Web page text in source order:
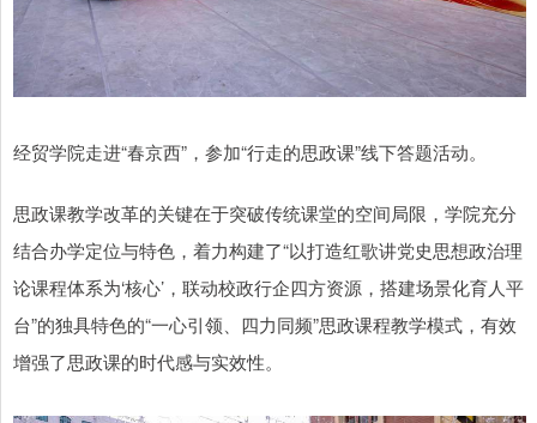
经贸学院走进“春京西”，参加“行走的思政课”线下答题活动。
思政课教学改革的关键在于突破传统课堂的空间局限，学院充分
结合办学定位与特色，着力构建了“以打造红歌讲党史思想政治理
论课程体系为‘核心’，联动校政行企四方资源，搭建场景化育人平
台”的独具特色的“一心引领、四力同频”思政课程教学模式，有效
增强了思政课的时代感与实效性。